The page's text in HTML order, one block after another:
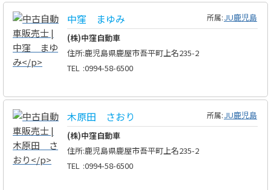
中窪 まゆみ 所属:JU鹿児島
(株)中窪自動車
住所:鹿児島県鹿屋市吾平町上名235-2
TEL :0994-58-6500
木原田 さおり 所属:JU鹿児島
(株)中窪自動車
住所:鹿児島県鹿屋市吾平町上名235-2
TEL :0994-58-6500